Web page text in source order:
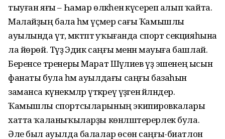
тыуған яғы – Һамар өлкәһенә күсереп алып ҡайта.
Малайҙың бала һәм үҫмер сағы Ҡамышлы
ауылында үтә, мәктәптә уҡығанда спорт секцияһына
ла йөрөй. Тәүҙә Эдик саңғы менән мауыға башлай.
Беренсе тренеры Марат Шәүәлиев үҙ эшенең ысын
фанаты була һәм ауылдағы саңғы базаһын
заманса күнекмәләр үткәреү үҙәгенә әйләндерә.
Ҡамышлы спорт­сыларының экипировкалары
хатта ҡаланыҡыларҙы көнләштерерлек була.
Әле был ауылда балалар өсөн саңғы-биатлон